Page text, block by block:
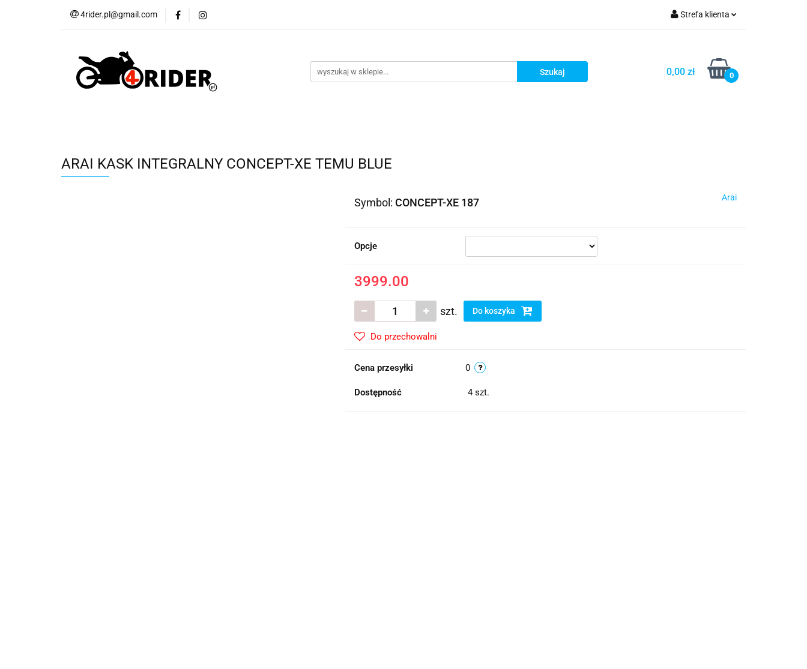
4rider.pl@gmail.com Strefa klienta
Zarejestruj się
Dodaj zgłoszenie
0,00 zł 0
Akcesoria motocyklowe
Dla dzieci Dla kobiet Cross i enduro Rowerowe
ARAI KASK INTEGRALNY CONCEPT-XE TEMU BLUE
Symbol: CONCEPT-XE 187 Arai
Opcje
3999.00
szt. Do koszyka
Do przechowalni
Cena przesyłki 0
Dostępność 4 szt.